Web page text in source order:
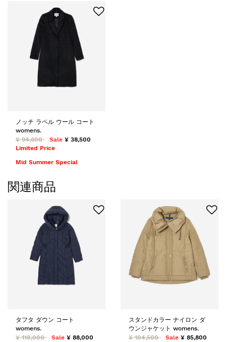
ノッチ ラペル ウール コート
womens.
¥ 94,600
Sale ¥ 38,500
Limited Price
Mid Summer Special
関連商品
タフタ ダウン コート
womens.
¥ 110,000
Sale ¥ 88,000
スタンドカラー ナイロン ダ
ウンジャケット womens.
¥ 104,500
Sale ¥ 85,800